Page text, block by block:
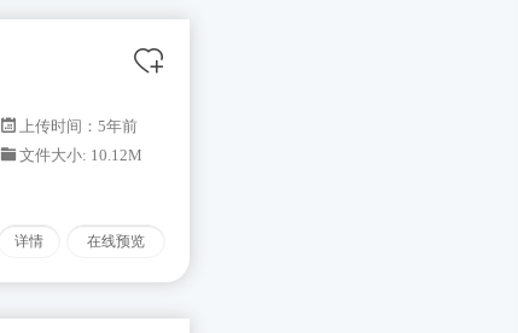
上传时间：5年前
文件大小: 10.12M
详情 在线预览